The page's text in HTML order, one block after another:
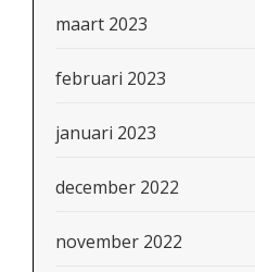
maart 2023
februari 2023
januari 2023
december 2022
november 2022